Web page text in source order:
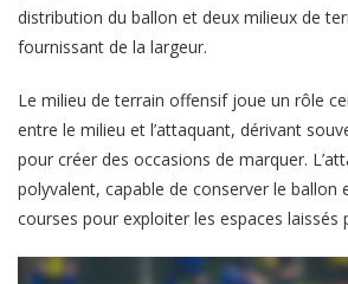
distribution du ballon et deux milieux de
fournissant de la largeur.
Le milieu de terrain offensif joue un rôle
entre le milieu et l’attaquant, dérivant
pour créer des occasions de marquer.
polyvalent, capable de conserver le ballon
courses pour exploiter les espaces laissés